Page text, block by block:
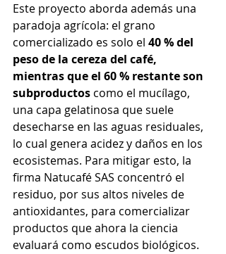
Este proyecto aborda además una
paradoja agrícola: el grano
comercializado es solo el 40 % del
peso de la cereza del café,
mientras que el 60 % restante son
subproductos como el mucílago,
una capa gelatinosa que suele
desecharse en las aguas residuales,
lo cual genera acidez y daños en los
ecosistemas. Para mitigar esto, la
firma Natucafé SAS concentró el
residuo, por sus altos niveles de
antioxidantes, para comercializar
productos que ahora la ciencia
evaluará como escudos biológicos.